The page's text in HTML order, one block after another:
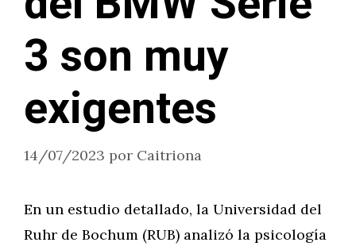
3 son muy
exigentes
14/07/2023 por Caitriona
En un estudio detallado, la Universidad del
Ruhr de Bochum (RUB) analizó la psicología